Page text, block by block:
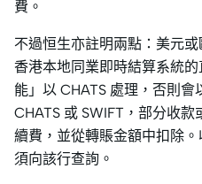
費。
不過恒生亦註明兩點：美元
香港本地同業即時結算系統
能」以 CHATS 處理，否則會
CHATS 或 SWIFT，部分收
續費，並從轉賬金額中扣除
須向該行查詢。